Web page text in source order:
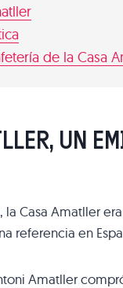
de la Casa
UN
Casa Amatller
referencia en
Amatller